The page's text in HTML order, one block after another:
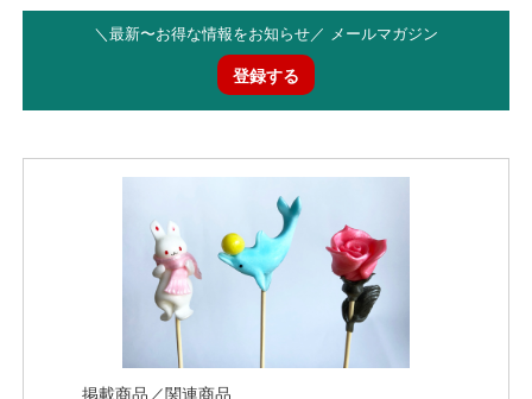
＼最新〜お得な情報をお知らせ／ メールマガジン
登録する
掲載商品／関連商品